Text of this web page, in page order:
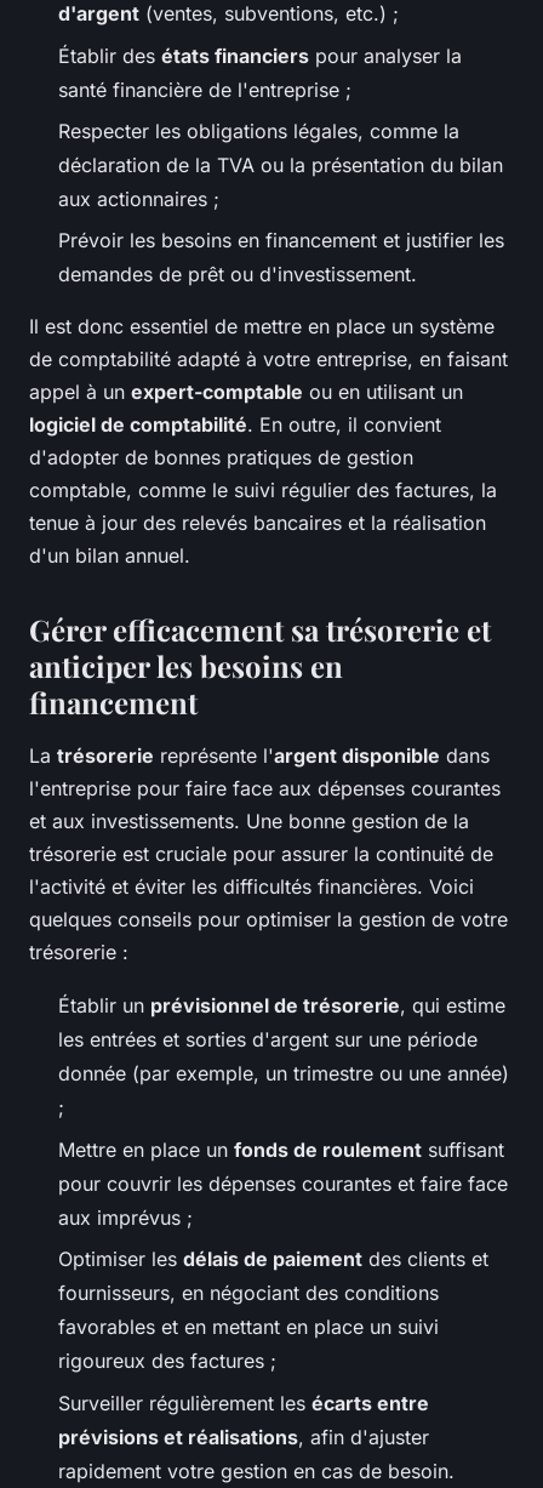
d'argent (ventes, subventions, etc.) ;
Établir des états financiers pour analyser la
santé financière de l'entreprise ;
Respecter les obligations légales, comme la
déclaration de la TVA ou la présentation du bilan
aux actionnaires ;
Prévoir les besoins en financement et justifier les
demandes de prêt ou d'investissement.
Il est donc essentiel de mettre en place un système
de comptabilité adapté à votre entreprise, en faisant
appel à un expert-comptable ou en utilisant un
logiciel de comptabilité. En outre, il convient
d'adopter de bonnes pratiques de gestion
comptable, comme le suivi régulier des factures, la
tenue à jour des relevés bancaires et la réalisation
d'un bilan annuel.
Gérer efficacement sa trésorerie et
anticiper les besoins en
financement
La trésorerie représente l'argent disponible dans
l'entreprise pour faire face aux dépenses courantes
et aux investissements. Une bonne gestion de la
trésorerie est cruciale pour assurer la continuité de
l'activité et éviter les difficultés financières. Voici
quelques conseils pour optimiser la gestion de votre
trésorerie :
Établir un prévisionnel de trésorerie, qui estime
les entrées et sorties d'argent sur une période
donnée (par exemple, un trimestre ou une année)
;
Mettre en place un fonds de roulement suffisant
pour couvrir les dépenses courantes et faire face
aux imprévus ;
Optimiser les délais de paiement des clients et
fournisseurs, en négociant des conditions
favorables et en mettant en place un suivi
rigoureux des factures ;
Surveiller régulièrement les écarts entre
prévisions et réalisations, afin d'ajuster
rapidement votre gestion en cas de besoin.